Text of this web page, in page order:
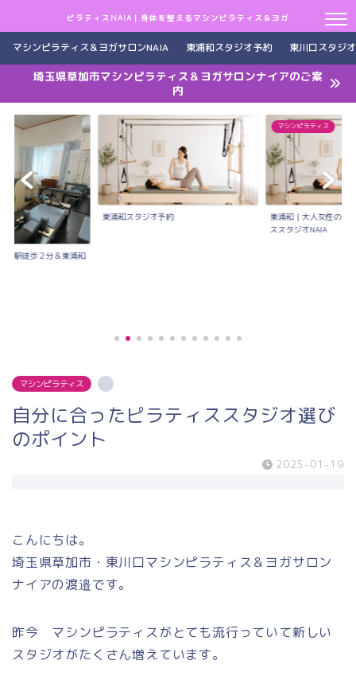
ピラティスNAIA｜身体を整えるマシンピラティス＆ヨガ
マシンピラティス＆ヨガサロンNAIA 東浦和スタジオ予約 東川口スタジ
埼玉県草加市マシンピラティス＆ヨガサロンナイアのご案
内
口駅徒歩２分＆東浦和
東浦和スタジオ予約
マシンピラティス
東浦和｜大人女性のた
ススタジオNAIA
マシンピラティス
自分に合ったピラティススタジオ選び
のポイント
2025-01-19
こんにちは。
埼玉県草加市・東川口マシンピラティス＆ヨガサロン
ナイアの渡邉です。
昨今 マシンピラティスがとても流行っていて新しい
スタジオがたくさん増えています。